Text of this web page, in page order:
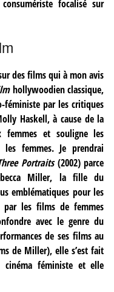
focalisé sur
des films qui à mon avis
hollywoodien classique,
par les critiques
Haskell, à cause de la
et souligne les
femmes. Je prendrai
Portraits(2002) parce
Miller, la fille du
emblématiques pour les
par les films de femmes
avec le genre du
de ses films au
de Miller), elle s’est fait
cinéma féministe et elle